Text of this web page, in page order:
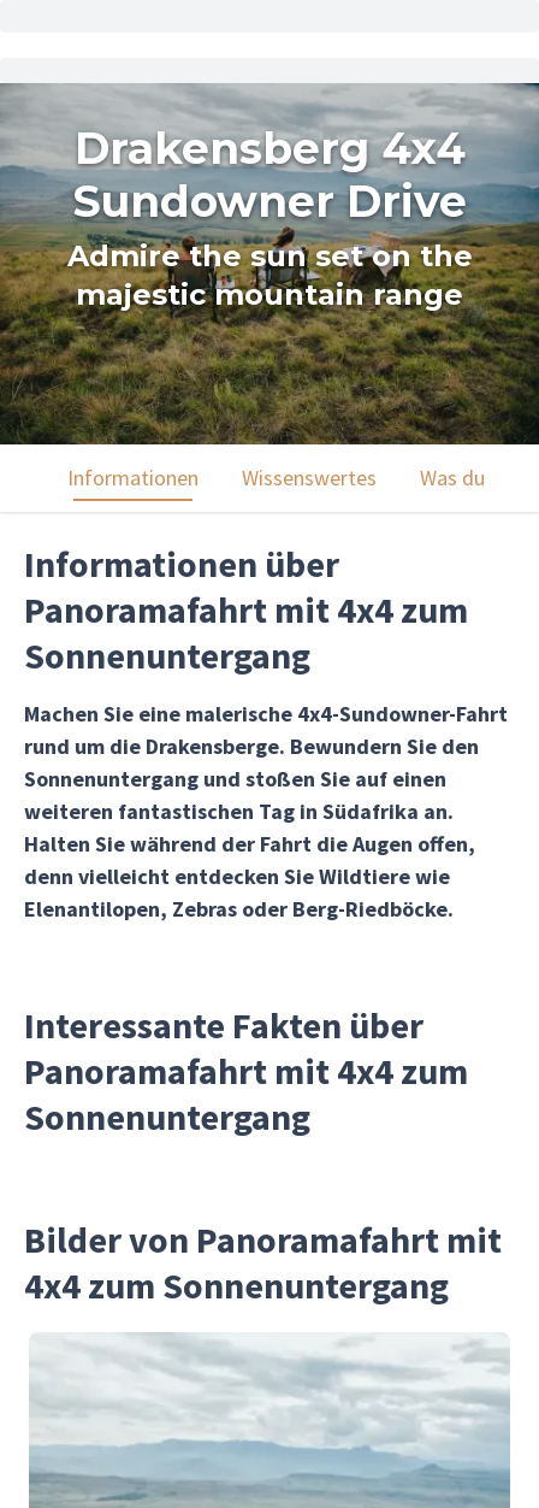
Drakensberg 4x4
Sundowner Drive
Admire the sun set on the
majestic mountain range
Informationen Wissenswertes Was du
Informationen über
Panoramafahrt mit 4x4 zum
Sonnenuntergang
Machen Sie eine malerische 4x4-Sundowner-Fahrt
rund um die Drakensberge. Bewundern Sie den
Sonnenuntergang und stoßen Sie auf einen
weiteren fantastischen Tag in Südafrika an.
Halten Sie während der Fahrt die Augen offen,
denn vielleicht entdecken Sie Wildtiere wie
Elenantilopen, Zebras oder Berg-Riedböcke.
Interessante Fakten über
Panoramafahrt mit 4x4 zum
Sonnenuntergang
Bilder von Panoramafahrt mit
4x4 zum Sonnenuntergang